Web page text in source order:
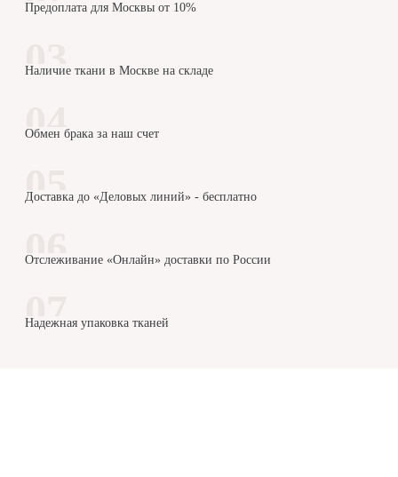
Предоплата для Москвы от 10%
Наличие ткани в Москве на складе
Обмен брака за наш счет
Доставка до «Деловых линий» - бесплатно
Отслеживание «Онлайн» доставки по России
Надежная упаковка тканей